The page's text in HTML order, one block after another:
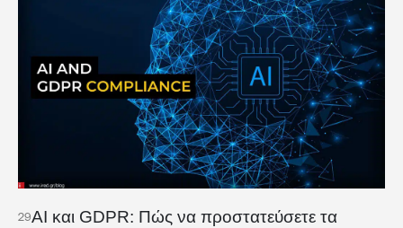
29AI και GDPR: Πώς να προστατεύσετε τα